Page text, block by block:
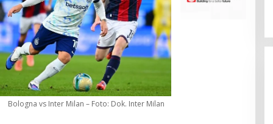
Bologna vs Inter Milan – Foto: Dok. Inter Milan